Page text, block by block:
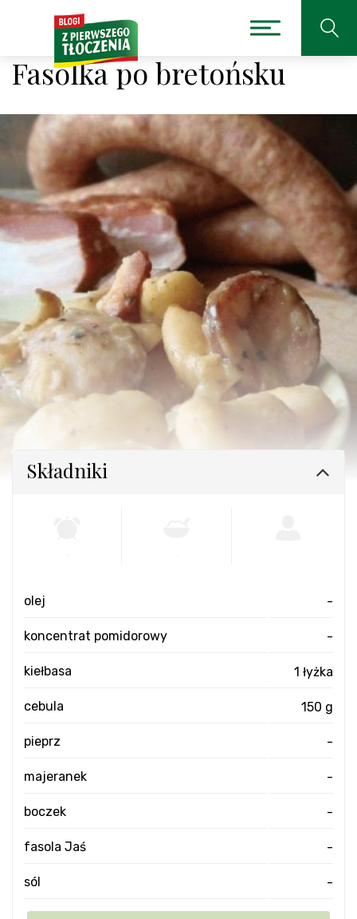
Fasolka po bretońsku
Składniki
olej -
koncentrat pomidorowy -
kiełbasa 1 łyżka
cebula 150 g
pieprz -
majeranek -
boczek -
fasola Jaś -
sól -